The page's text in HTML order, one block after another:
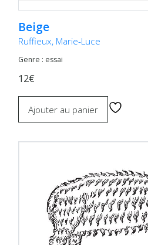
Beige
Ruffieux, Marie-Luce
Genre : essai
12€
Ajouter au panier